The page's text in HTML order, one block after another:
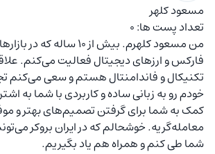
مسعود کلهر
تعداد پست ها: 0
من مسعود کلهرم. بیش از ۱۰
فارکس و ارزهای دیجیتال فعالیت می‌کنم.
تکنیکال و فاندامنتال هستم و سعی می‌کنم
خودم رو به زبانی ساده و کاربردی با شما به
کمک به شما برای گرفتن تصمیم‌های بهتر و
معامله‌گریه. خوشحالم که در ایران بروکر
شما طی کنم و همراه هم یاد بگیریم.